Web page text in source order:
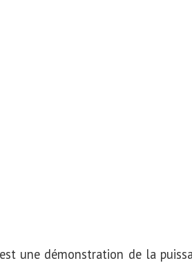
une démonstration de la